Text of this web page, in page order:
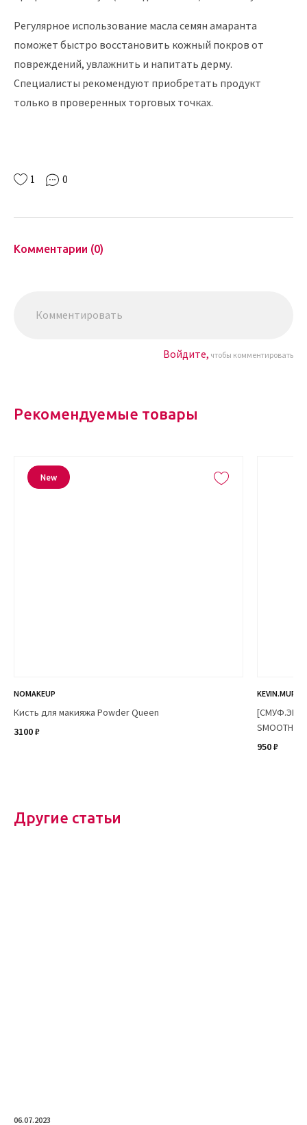
Регулярное использование масла семян амаранта
поможет быстро восстановить кожный покров от
повреждений, увлажнить и напитать дерму.
Специалисты рекомендуют приобретать продукт
только в проверенных торговых точках.
1 0
Комментарии (0)
Войдите, чтобы комментировать
Рекомендуемые товары
NOMAKEUP
Кисть для макияжа Powder Queen
3100 ₽
New
950 ₽
Другие статьи
06.07.2023